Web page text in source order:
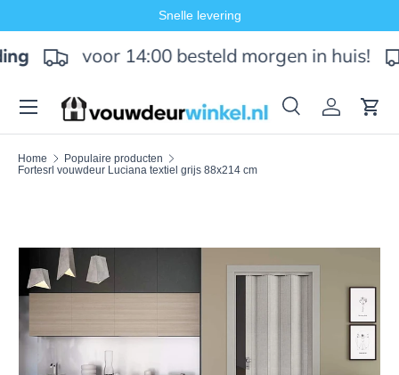
Ga naar inhoud
Snelle levering
voor 14:00 besteld morgen in huis!
ZoekenInloggen
Menu
Home
Populaire producten
Fortesrl vouwdeur Luciana textiel grijs 88x214 cm